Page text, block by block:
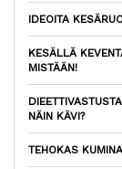
IDEOITA
KESÄLLÄ
MISTÄÄN!
NÄIN KÄVI?
TEHOKAS